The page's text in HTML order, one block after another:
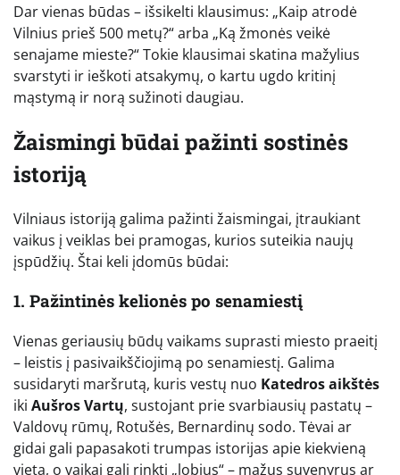
Dar vienas būdas – išsikelti klausimus: „Kaip atrodė
Vilnius prieš 500 metų?“ arba „Ką žmonės veikė
senajame mieste?“ Tokie klausimai skatina mažylius
svarstyti ir ieškoti atsakymų, o kartu ugdo kritinį
mąstymą ir norą sužinoti daugiau.
Žaismingi būdai pažinti sostinės
istoriją
Vilniaus istoriją galima pažinti žaismingai, įtraukiant
vaikus į veiklas bei pramogas, kurios suteikia naujų
įspūdžių. Štai keli įdomūs būdai:
1. Pažintinės kelionės po senamiestį
Vienas geriausių būdų vaikams suprasti miesto praeitį
– leistis į pasivaikščiojimą po senamiestį. Galima
susidaryti maršrutą, kuris vestų nuo Katedros aikštės
iki Aušros Vartų, sustojant prie svarbiausių pastatų –
Valdovų rūmų, Rotušės, Bernardinų sodo. Tėvai ar
gidai gali papasakoti trumpas istorijas apie kiekvieną
vietą, o vaikai gali rinkti „lobius“ – mažus suvenyrus ar